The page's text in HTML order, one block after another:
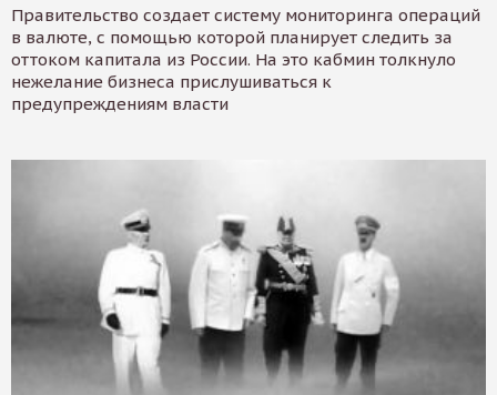
Правительство создает систему мониторинга операций
в валюте, с помощью которой планирует следить за
оттоком капитала из России. На это кабмин толкнуло
нежелание бизнеса прислушиваться к
предупреждениям власти